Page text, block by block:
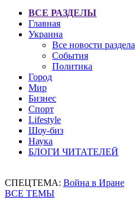
ВСЕ РАЗДЕЛЫ
Главная
Украина
Все новости раздела
События
Политика
Город
Мир
Бизнес
Спорт
Lifestyle
Шоу-биз
Наука
БЛОГИ ЧИТАТЕЛЕЙ
СПЕЦТЕМА: Война в Иране
ВСЕ ТЕМЫ